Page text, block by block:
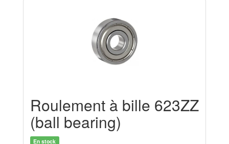
Roulement à bille 623ZZ
(ball bearing)
En stock